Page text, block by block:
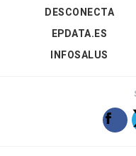
DESCONECTA
EPDATA.ES
INFOSALUS